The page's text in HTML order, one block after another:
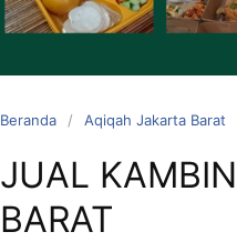
Beranda Aqiqah Jakarta Barat
JUAL
BARAT